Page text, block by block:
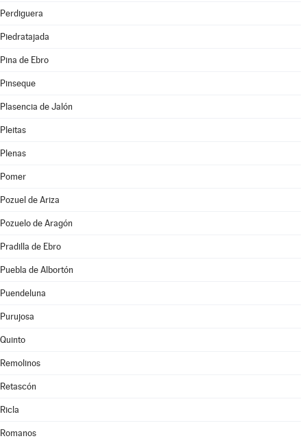
Perdiguera
Piedratajada
Pina de Ebro
Pinseque
Plasencia de Jalón
Pleitas
Plenas
Pomer
Pozuel de Ariza
Pozuelo de Aragón
Pradilla de Ebro
Puebla de Albortón
Puendeluna
Purujosa
Quinto
Remolinos
Retascón
Ricla
Romanos